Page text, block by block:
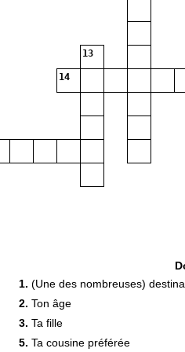
13
14
1. (Une des nombreuses)
2. Ton âge
3. Ta fille
5. Ta cousine préférée